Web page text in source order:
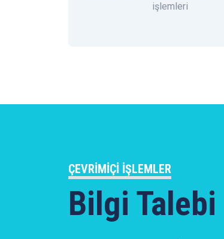
işlemleri
ÇEVRIMIÇI İŞLEMLER
Bilgi Talebi